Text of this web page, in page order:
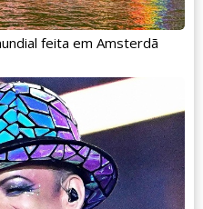
feita em Amsterdã